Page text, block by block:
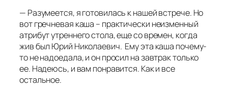
— Разумеется, я готовилась к нашей встрече. Но
вот гречневая каша – практически неизменный
атрибут утреннего стола, еще со времен, когда
жив был Юрий Николаевич. Ему эта каша почему-
то не надоедала, и он просил на завтрак только
ее. Надеюсь, и вам понравится. Как и все
остальное.